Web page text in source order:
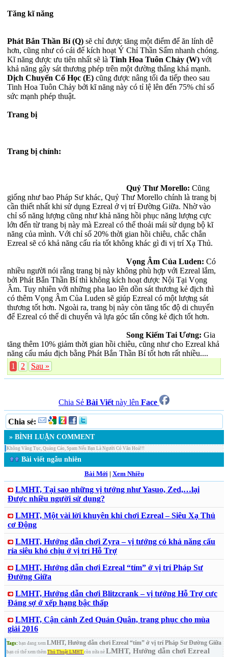
Tăng kĩ năng
Phát Bắn Thần Bí (Q) sẽ chỉ được tăng một điểm để ăn lính dễ
hơn, cũng như có cái để kích hoạt Ý Chỉ Thần Sấm nhanh chóng.
Kĩ năng được ưu tiên nhất sẽ là Tinh Hoa Tuôn Chảy (W) với
khả năng gây sát thương phép trên một đường thẳng khá mạnh.
Dịch Chuyển Cổ Học (E) cũng được nâng tối đa tiếp theo sau
Tinh Hoa Tuôn Chảy bởi kĩ năng này có tỉ lệ lên đến 75% chỉ số
sức mạnh phép thuật.
Trang bị
Trang bị chính:
Quỷ Thư Morello: Cũng
giống như bao Pháp Sư khác, Quỷ Thư Morello chính là trang bị
cần thiết nhất khi sử dụng Ezreal ở vị trí Đường Giữa. Nhờ vào
chỉ số năng lượng cũng như khả năng hồi phục năng lượng cực
lớn đến từ trang bị này mà Ezreal có thể thoải mái sử dụng bộ kĩ
năng của mình. Với chỉ số 20% thời gian hồi chiêu, chắc chắn
Ezreal sẽ có khả năng cấu rỉa tốt không khác gì đi vị trí Xạ Thủ.
Vọng Âm Của Luden: Có
nhiều người nói rằng trang bị này không phù hợp với Ezreal lắm,
bởi Phát Bắn Thần Bí thì không kích hoạt được Nội Tại Vọng
Âm. Tuy nhiên với những pha lao lên dồn sát thương kẻ địch thì
có thêm Vọng Âm Của Luden sẽ giúp Ezreal có một lượng sát
thương tốt hơn. Ngoài ra, trang bị này còn tăng tốc độ di chuyển
để Ezreal có thể di chuyển và lựa góc tấn công kẻ địch tốt hơn.
Song Kiếm Tai Ương: Gia
tăng thêm 10% giảm thời gian hồi chiêu, cũng như cho Ezreal khả
năng cấu máu địch bằng Phát Bắn Thần Bí tốt hơn rất nhiều....
1
2 Sau »
Chia Sẻ Bài Viết này lên Face
Chia sẻ:
» BÌNH LUẬN COMMENT
Không Văng Tục, Quảng Cáo, Spam Nếu Bạn Là Người Có Văn Hoá!!!
Bài viết ngẫu nhiên
Bài Mới| Xem Nhiều
LMHT, Tại sao những vị tướng như Yasuo, Zed,…lại
Được nhiều người sử dụng?
LMHT, Một vài lời khuyên khi chơi Ezreal – Siêu Xạ Thủ
cơ Động
LMHT, Hướng dẫn chơi Zyra – vị tướng có khả năng cấu
rỉa siêu khó chịu ở vị trí Hỗ Trợ
LMHT, Hướng dẫn chơi Ezreal “tím” ở vị trí Pháp Sư
Đường Giữa
LMHT, Hướng dẫn chơi Blitzcrank – vị tướng Hỗ Trợ cực
Đáng sợ ở xếp hạng bậc thấp
LMHT, Cận cảnh Zed Quán Quân, trang phục cho mùa
giải 2016
Tags: bạn đang xem LMHT, Hướng dẫn chơi Ezreal “tím” ở vị trí Pháp Sư Đường Giữa
bạn có thể xem thêm Thủ Thuật LMHT còn nữa nè LMHT, Hướng dẫn chơi Ezreal